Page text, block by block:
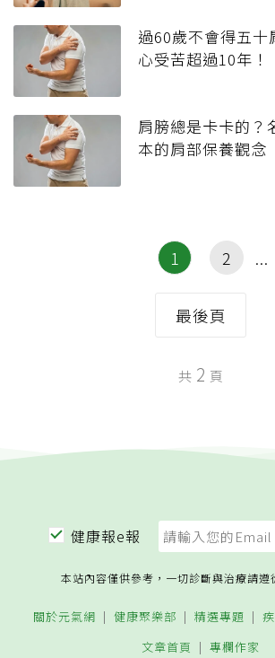
過60歲不會得五
心受苦超過10年！
肩膀總是卡卡的？
本的肩部保養觀念
1 2
最後頁
共 2 頁
健康報e報
本站內容僅供參考，一切診斷與治療請遵
關於元氣網 健康聚樂部 精選專題
文章首頁
專欄作家